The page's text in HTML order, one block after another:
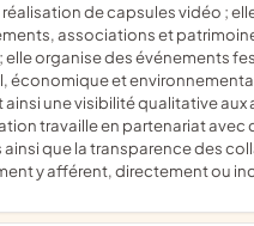
de capsules vidéo ;
associations et
organise des événements
économique et
une visibilité qualitative
travaille en partenariat
que la transparence des
y afférent, directement ou